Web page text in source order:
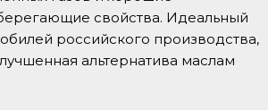
свойства. Идеальный
российского производства,
альтернатива маслам